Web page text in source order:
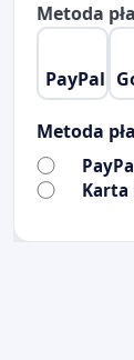
Metoda
PayPal
Metoda
Karta